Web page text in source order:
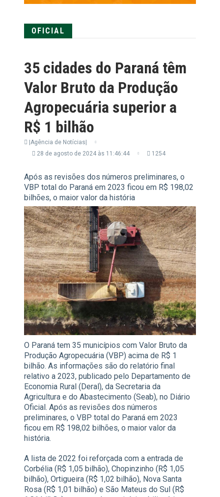
OFICIAL
35 cidades do Paraná têm
Valor Bruto da Produção
Agropecuária superior a
R$ 1 bilhão
|Agência de Notícias|
28 de agosto de 2024 às 11:46:44
1254
Após as revisões dos números preliminares, o
VBP total do Paraná em 2023 ficou em R$ 198,02
bilhões, o maior valor da história
O Paraná tem 35 municípios com Valor Bruto da
Produção Agropecuária (VBP) acima de R$ 1
bilhão. As informações são do relatório final
relativo a 2023, publicado pelo Departamento de
Economia Rural (Deral), da Secretaria da
Agricultura e do Abastecimento (Seab), no Diário
Oficial. Após as revisões dos números
preliminares, o VBP total do Paraná em 2023
ficou em R$ 198,02 bilhões, o maior valor da
história.
A lista de 2022 foi reforçada com a entrada de
Corbélia (R$ 1,05 bilhão), Chopinzinho (R$ 1,05
bilhão), Ortigueira (R$ 1,02 bilhão), Nova Santa
Rosa (R$ 1,01 bilhão) e São Mateus do Sul (R$